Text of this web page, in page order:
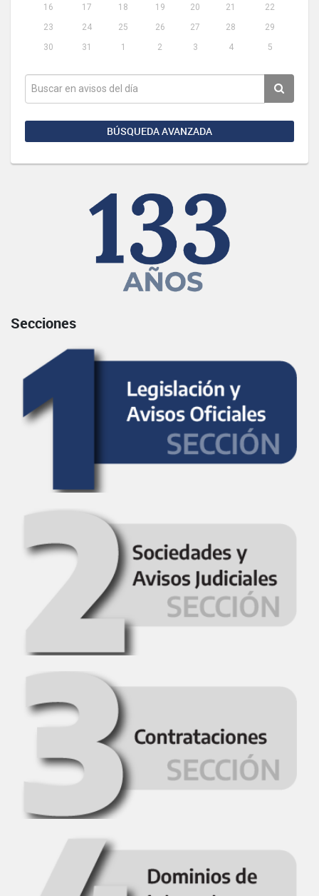
16
17 18 19 20 21
22
23
24 25 26 27 28
29
30
31 1 2 3 4 5
BÚSQUEDA AVANZADA
Secciones